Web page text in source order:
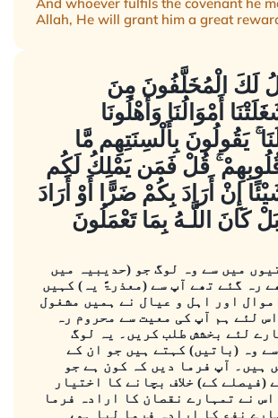
Allah, He will grant him a great
لَكَ الْمُخَلَّفُونَ مِنَ
أَمْوَالُنَا وَأَهْلُونَا
يَقُولُونَ بِأَلْسِنَتِهِم مَّا
قُلْ فَمَن يَمْلِكُ لَكُم
إِنْ أَرَادَ بِكُمْ ضَرًّا أَوْ أَرَادَ
كَانَ اللَّـهُ بِمَا تَعْمَلُونَ
میں سے وہ لوگ جو (حدیبیہ میں
رہ گئے تھے آپ سے (معذرۃً یہ) کہیں
اور اہل و عیال نے ہمیں مشغول
لئے ہم آپ کی معیت سے محروم رہ
لئے بخشش طلب کریں۔ یہ لوگ
وہ (باتیں) کہتے ہیں جو ان کے
ہیں۔ آپ فرما دیں کہ کون ہے جو
(فیصلے کے) خلاف بچانے کا اختیار
نے تمہارے نقصان کا ارادہ فرما
نفع کا ارادہ فرما لیا ہو،